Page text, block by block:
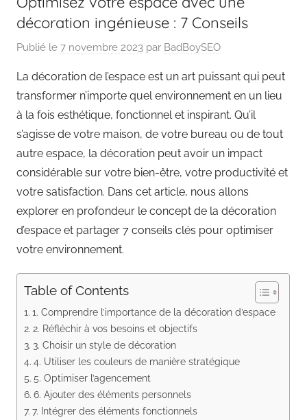
décoration ingénieuse : 7 Conseils
Publié le 7 novembre 2023 par BadBoySEO
La décoration de l’espace est un art puissant qui peut
transformer n’importe quel environnement en un lieu
à la fois esthétique, fonctionnel et inspirant. Qu’il
s’agisse de votre maison, de votre bureau ou de tout
autre espace, la décoration peut avoir un impact
considérable sur votre bien-être, votre productivité et
votre satisfaction. Dans cet article, nous allons
explorer en profondeur le concept de la décoration
d’espace et partager 7 conseils clés pour optimiser
votre environnement.
Table of Contents
1. Comprendre l’importance de la décoration d’espace
2. Réfléchir à vos besoins et objectifs
3. Choisir un style de décoration
4. Utiliser les couleurs de manière stratégique
5. Optimiser l’agencement
6. Ajouter des éléments personnels
7. Intégrer des éléments fonctionnels